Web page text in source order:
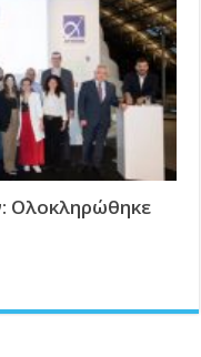
Ολοκληρώθηκε